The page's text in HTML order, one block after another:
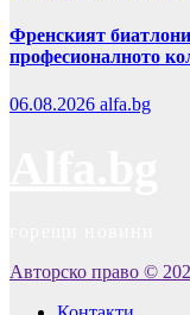
Френският
професионалното
06.08.2026 alfa.bg
Авторско право ©